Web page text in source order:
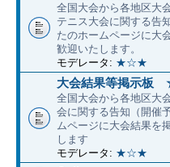
全国大会から各地区大
テニス大会に関する告
たのホームページに大
歓迎いたします。
モデレータ: ★☆★
大会結果等掲示
全国大会から各地区大
会に関する告知（開催
ムページに大会結果を
します
モデレータ: ★☆★